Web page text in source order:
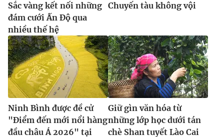
Sắc vàng kết nối những
đám cưới Ấn Độ qua
nhiều thế hệ
Chuyến tàu không vội
Ninh Bình được đề cử
"Điểm đến mới nổi hàng
đầu châu Á 2026" tại
Giữ gìn văn hóa từ
những lớp học dưới tán
chè Shan tuyết Lào Cai